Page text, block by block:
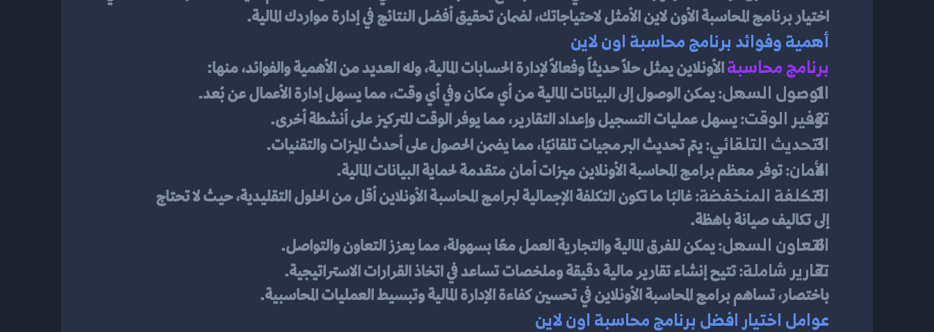
اختيار برنامج المحاسبة الأون لاين الأمثل لاحتياجاتك، لضمان تحقيق أفضل النتائج في إدارة مواردك المالية.
أهمية وفوائد برنامج محاسبة اون لاين
برنامج محاسبة الأونلاين يمثل حلاً حديثاً وفعالاً لإدارة الحسابات المالية، وله العديد من الأهمية والفوائد، منها:
الوصول السهل: يمكن الوصول إلى البيانات المالية من أي مكان وفي أي وقت، مما يسهل إدارة الأعمال عن بُعد.
توفير الوقت: يسهل عمليات التسجيل وإعداد التقارير، مما يوفر الوقت للتركيز على أنشطة أخرى.
التحديث التلقائي: يتم تحديث البرمجيات تلقائيًا، مما يضمن الحصول على أحدث الميزات والتقنيات.
الأمان: توفر معظم برامج المحاسبة الأونلاين ميزات أمان متقدمة لحماية البيانات المالية.
التكلفة المنخفضة:
إلى تكاليف صيانة باهظة.
التعاون السهل: يمكن للفرق المالية والتجارية العمل معًا بسهولة، مما يعزز التعاون والتواصل.
تقارير شاملة: تتيح إنشاء تقارير مالية دقيقة وملخصات تساعد في اتخاذ القرارات الاستراتيجية.
باختصار، تساهم برامج المحاسبة الأونلاين في تحسين كفاءة الإدارة المالية وتبسيط العمليات المحاسبية.
عوامل اختيار افضل برنامج محاسبة اون لاين